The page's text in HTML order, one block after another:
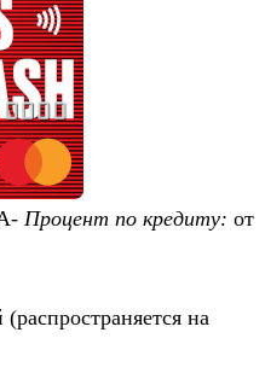
Процент по кредиту: от
(распространяется на